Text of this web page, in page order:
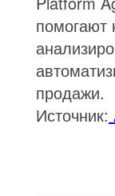
помогают
продажи.
Источник: